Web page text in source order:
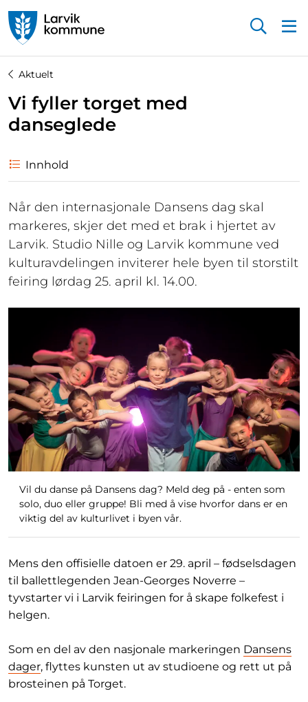
Aktuelt
Vi fyller torget med
danseglede
Innhold
Når den internasjonale Dansens dag skal
markeres, skjer det med et brak i hjertet av
Larvik. Studio Nille og Larvik kommune ved
kulturavdelingen inviterer hele byen til storstilt
feiring lørdag 25. april kl. 14.00.
Vil du danse på Dansens dag? Meld deg på - enten som
solo, duo eller gruppe! Bli med å vise hvorfor dans er en
viktig del av kulturlivet i byen vår.
Mens den offisielle datoen er 29. april – fødselsdagen
til ballettlegenden Jean-Georges Noverre –
tyvstarter vi i Larvik feiringen for å skape folkefest i
helgen.
Som en del av den nasjonale markeringen Dansens
dager, flyttes kunsten ut av studioene og rett ut på
brosteinen på Torget.